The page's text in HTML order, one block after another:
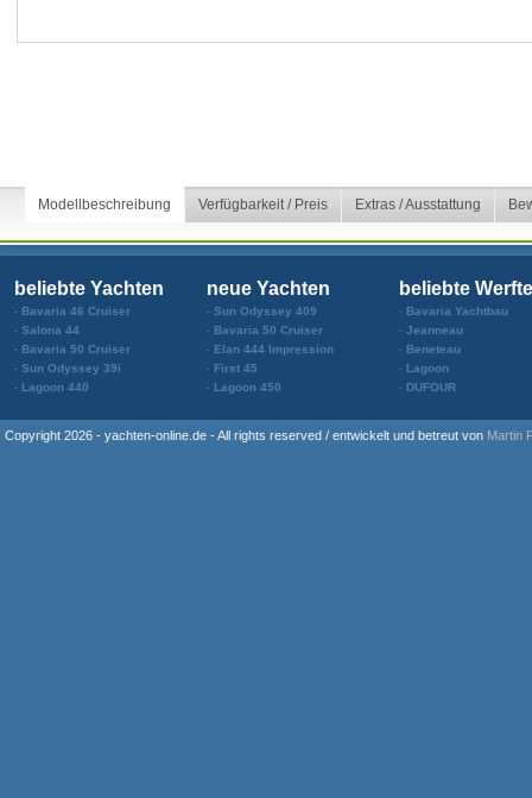
Modellbeschreibung Verfügbarkeit / Preis Extras / Ausstattung
beliebte Yachten
Bavaria 46 Cruiser
Salona 44
Bavaria 50 Cruiser
Sun Odyssey 39i
Lagoon 440
neue Yachten
Sun Odyssey 409
Bavaria 50 Cruiser
Elan 444 Impression
First 45
Lagoon 450
beliebte
Bavaria Yachtbau
Jeanneau
Beneteau
Lagoon
DUFOUR
Copyright 2026 - yachten-online.de - All rights reserved / entwickelt und betreut von Martin